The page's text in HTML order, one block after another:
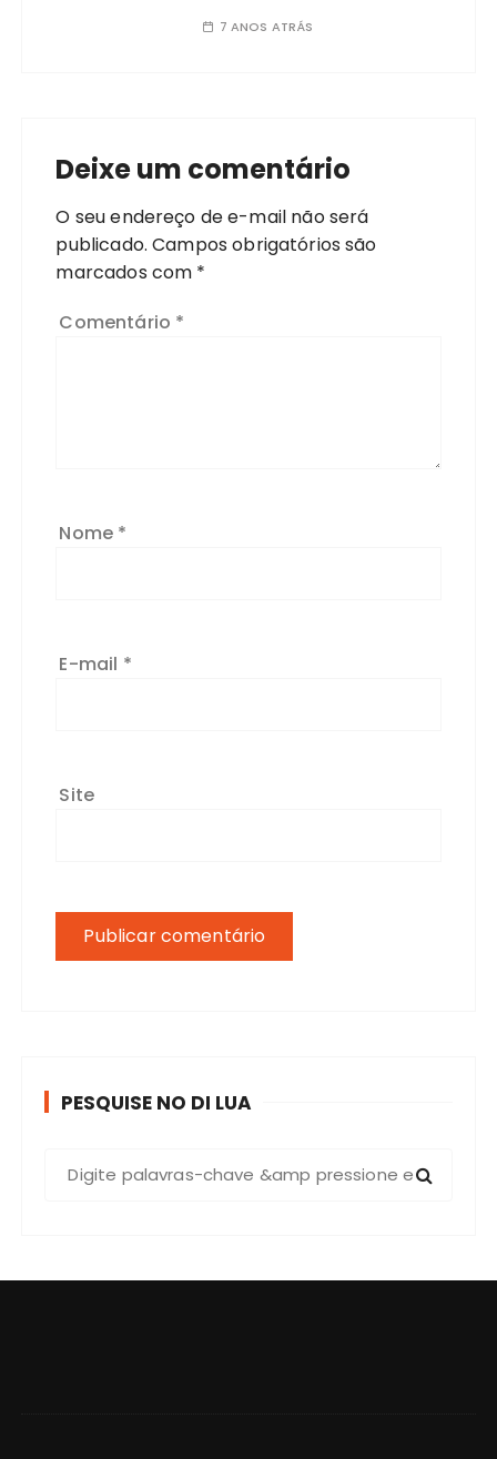
7 ANOS ATRÁS
Deixe um comentário
O seu endereço de e-mail não será
publicado. Campos obrigatórios são
marcados com *
Comentário *
Nome *
E-mail *
Site
PESQUISE NO DI LUA